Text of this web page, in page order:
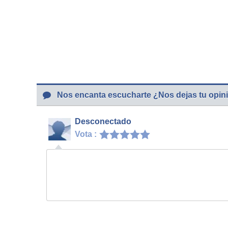
Nos encanta escucharte ¿Nos dejas tu
Desconectado
Vota :